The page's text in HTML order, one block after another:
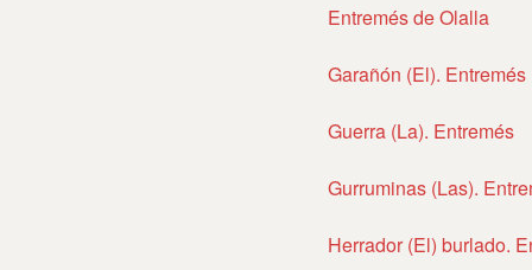
Entremés de Olalla
Garañón (El). Entremés
Guerra (La). Entremés
Gurruminas (Las).
Herrador (El) burlado.